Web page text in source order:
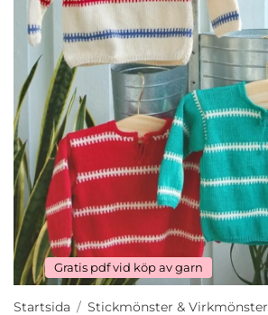
Gratis pdf vid köp av garn
Startsida / Stickmönster & Virkmönster